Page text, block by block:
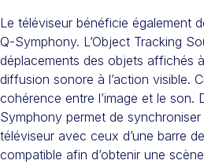
Le téléviseur bénéficie également
Q-Symphony. L’Object Tracking
déplacements des objets affichés à
diffusion sonore à l’action visible.
cohérence entre l’image et le son.
Symphony permet de
téléviseur avec ceux d’une barre
compatible afin d’obtenir une